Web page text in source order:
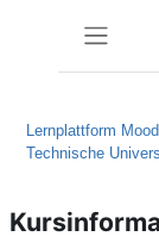
Lernplattform
Technische